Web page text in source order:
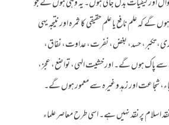
اور کیفیات بدل جاتی ہوں۔ یہ وہی ہوں گے جو
گے کہ علم نافع یا علم حقیقی کا ثمرہ اور نتیجہ یہی
تکبر، حسد، بغض، نفرت، عداوت، نفاق،
پاک ہوں گے۔ اور خشیت الہی، تواضع، عجز،
شجاعت اور زہد وغیرہ سے معمور ہوں گے۔
اسلام پر نقد نہیں ہے۔ اسی طرح معاصر علماء